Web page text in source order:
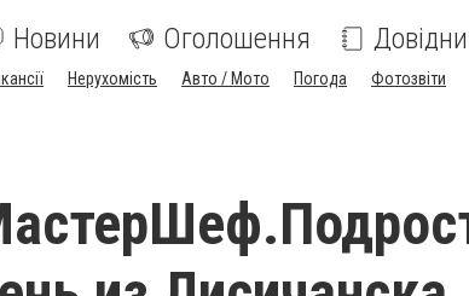
Новини Оголошення
Нерухомість Авто / Мото Погода Фотозвіти